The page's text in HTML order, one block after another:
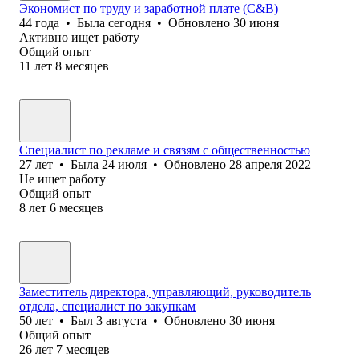
Экономист по труду и заработной плате (C&B)
44 года • Была сегодня • Обновлено 30 июня
Активно ищет работу
Общий опыт
11 лет 8 месяцев
Специалист по рекламе и связям с общественностью
27 лет • Была 24 июля • Обновлено 28 апреля 2022
Не ищет работу
Общий опыт
8 лет 6 месяцев
Заместитель директора, управляющий, руководитель
отдела, специалист по закупкам
50 лет • Был 3 августа • Обновлено 30 июня
Общий опыт
26 лет 7 месяцев